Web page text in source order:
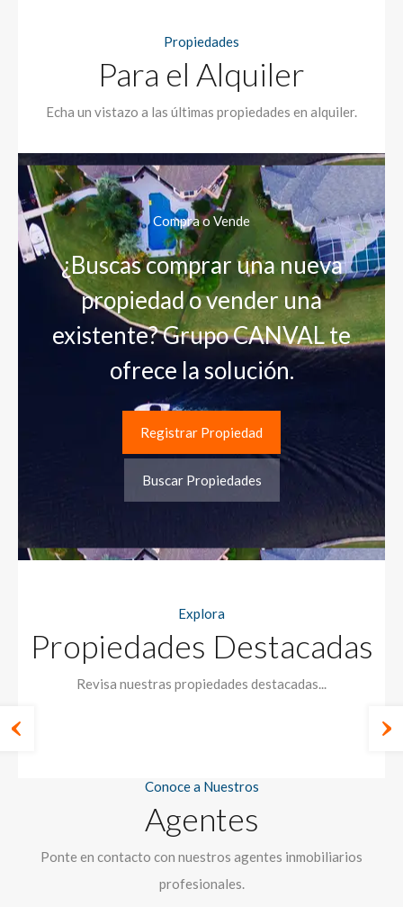
Propiedades
Para el Alquiler
Echa un vistazo a las últimas propiedades en alquiler.
Compra o Vende
¿Buscas comprar una nueva
propiedad o vender una
existente? Grupo CANVAL te
ofrece la solución.
Registrar Propiedad
Buscar Propiedades
Explora
Propiedades Destacadas
Revisa nuestras propiedades destacadas...
Conoce a Nuestros
Agentes
Ponte en contacto con nuestros agentes inmobiliarios
profesionales.